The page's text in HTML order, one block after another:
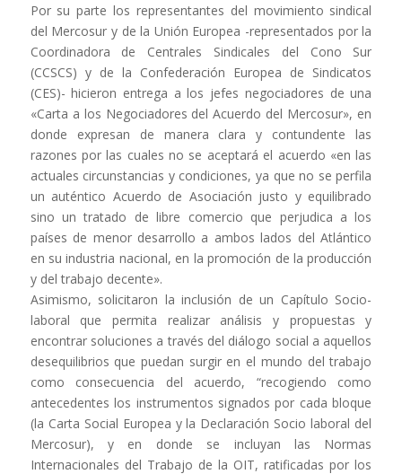
Por su parte los representantes del movimiento sindical
del Mercosur y de la Unión Europea -representados por la
Coordinadora de Centrales Sindicales del Cono Sur
(CCSCS) y de la Confederación Europea de Sindicatos
(CES)- hicieron entrega a los jefes negociadores de una
«Carta a los Negociadores del Acuerdo del Mercosur», en
donde expresan de manera clara y contundente las
razones por las cuales no se aceptará el acuerdo «en las
actuales circunstancias y condiciones, ya que no se perfila
un auténtico Acuerdo de Asociación justo y equilibrado
sino un tratado de libre comercio que perjudica a los
países de menor desarrollo a ambos lados del Atlántico
en su industria nacional, en la promoción de la producción
y del trabajo decente».
Asimismo, solicitaron la inclusión de un Capítulo Socio-
laboral que permita realizar análisis y propuestas y
encontrar soluciones a través del diálogo social a aquellos
desequilibrios que puedan surgir en el mundo del trabajo
como consecuencia del acuerdo, “recogiendo como
antecedentes los instrumentos signados por cada bloque
(la Carta Social Europea y la Declaración Socio laboral del
Mercosur), y en donde se incluyan las Normas
Internacionales del Trabajo de la OIT, ratificadas por los